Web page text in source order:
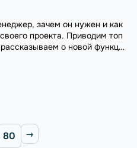
зачем он нужен и как
проекта. Приводим топ
о новой функции
80